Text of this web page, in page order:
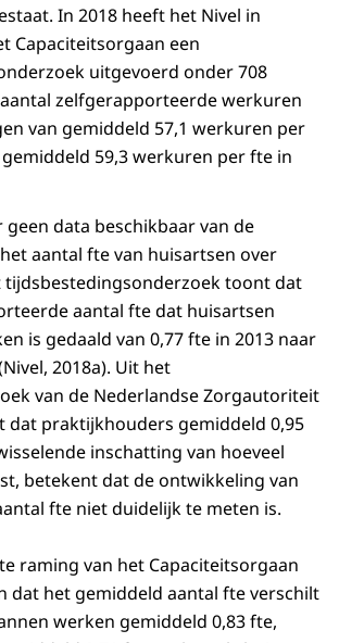
Amstelveen
1558
Amsterdam
Apeldoorn
1379
Arnhem
1215
Assen
1162
Asten
1081
Baarn
1393
Barendrecht
1623
Barneveld
1252
Beek (L.)
1247
Beekdaelen
1158
Beesel
Berg en Dal
1144
Bergeijk
1200
Bergen (L.)
1012
Bergen (NH.)
1361
Berkelland
1220
Bernheze
1355
Best
1201
In 2018 heeft het Nivel in
Capaciteitsorgaan een
uitgevoerd onder 708
zelfgerapporteerde werkuren
van gemiddeld 57,1 werkuren per
59,3 werkuren per fte in
geen data beschikbaar van de
aantal fte van huisartsen over
tijdsbestedingsonderzoek toont dat
aantal fte dat huisartsen
is gedaald van 0,77 fte in 2013 naar
2018a). Uit het
van de Nederlandse Zorgautoriteit
dat praktijkhouders gemiddeld 0,95
inschatting van hoeveel
betekent dat de ontwikkeling van
fte niet duidelijk te meten is.
raming van het Capaciteitsorgaan
dat het gemiddeld aantal fte verschilt
werken gemiddeld 0,83 fte,